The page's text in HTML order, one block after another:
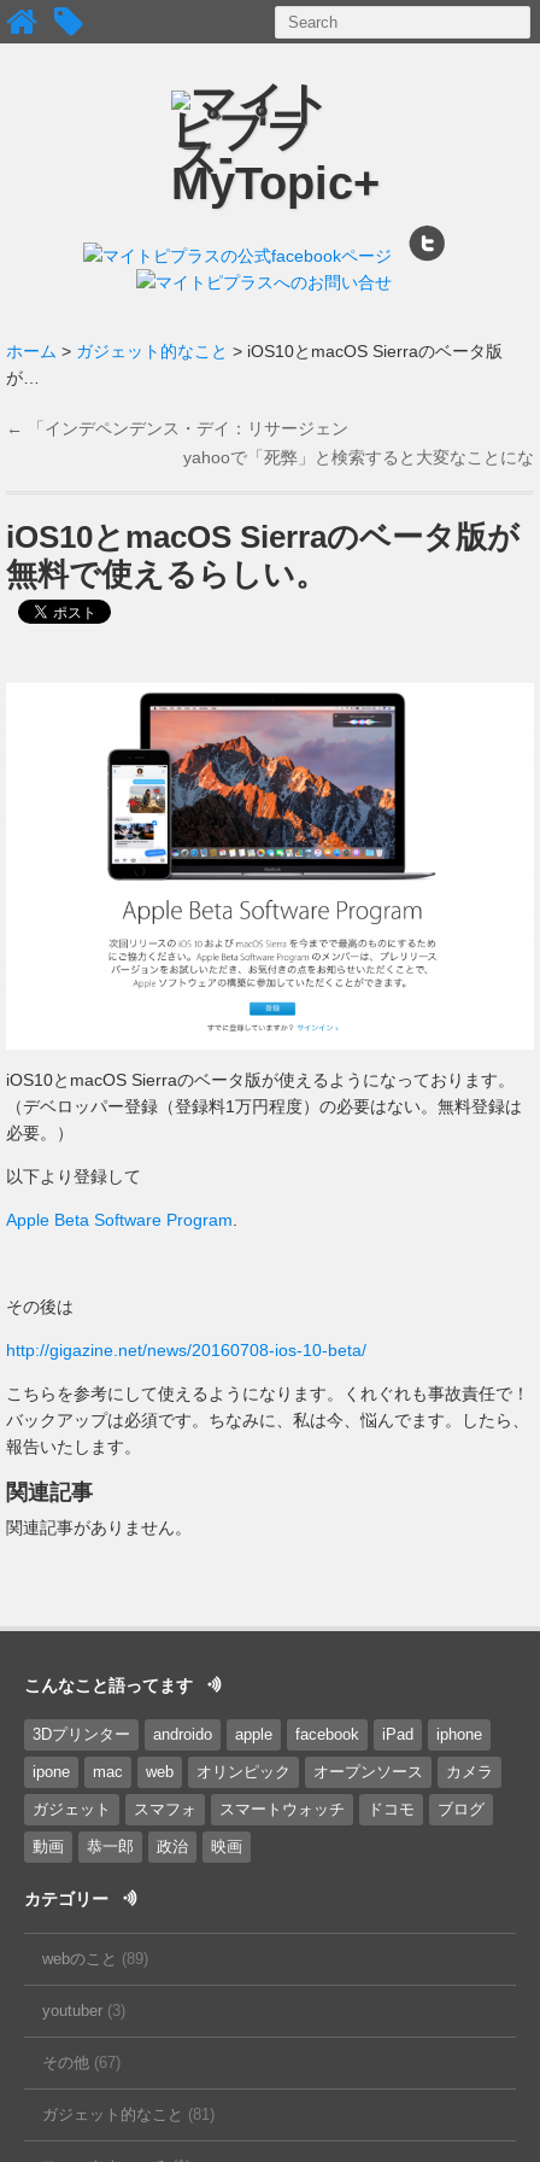
ホーム > ガジェット的なこと > iOS10とmacOS Sierraのベータ版
が…
←
「インデペンデンス・デイ：リサージェン
yahooで「死弊」と検索すると大変なことにな
iOS10とmacOS Sierraのベータ版が
無料で使えるらしい。
iOS10とmacOS Sierraのベータ版が使えるようになっております。
（デベロッパー登録（登録料1万円程度）の必要はない。無料登録は
必要。）
以下より登録して
Apple Beta Software Program
その後は
http://gigazine.net/news/20160708-ios-10-beta/
こちらを参考にして使えるようになります。くれぐれも事故責任で！
バックアップは必須です。ちなみに、私は今、悩んでます。したら、
報告いたします。
関連記事
関連記事がありません。
こんなこと語ってます
3Dプリンター androido apple facebook iPad iphone
ipone mac web オリンピック オープンソース カメラ
ガジェット スマフォ スマートウォッチ ドコモ ブログ
動画 恭一郎 政治 映画
カテゴリー
webのこと (89)
youtuber (3)
その他 (67)
ガジェット的なこと (81)